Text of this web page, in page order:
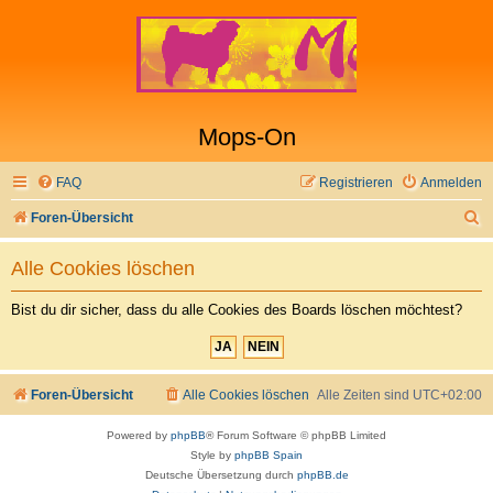
Mops-On
FAQ Anmelden
Registrieren
Foren-Übersicht
u
Alle Cookies löschen
Bist du dir sicher, dass du alle Cookies des Boards löschen möchtest?
Foren-Übersicht Alle Zeiten sind UTC+02:00
Alle Cookies löschen
Powered by phpBB® Forum Software © phpBB Limited
Style by phpBB Spain
Deutsche Übersetzung durch phpBB.de